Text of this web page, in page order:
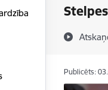
Publicēts: